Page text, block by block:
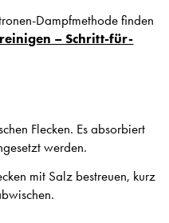
Dampfmethode finden
– Schritt-für-
Flecken. Es absorbiert
werden.
mit Salz bestreuen, kurz